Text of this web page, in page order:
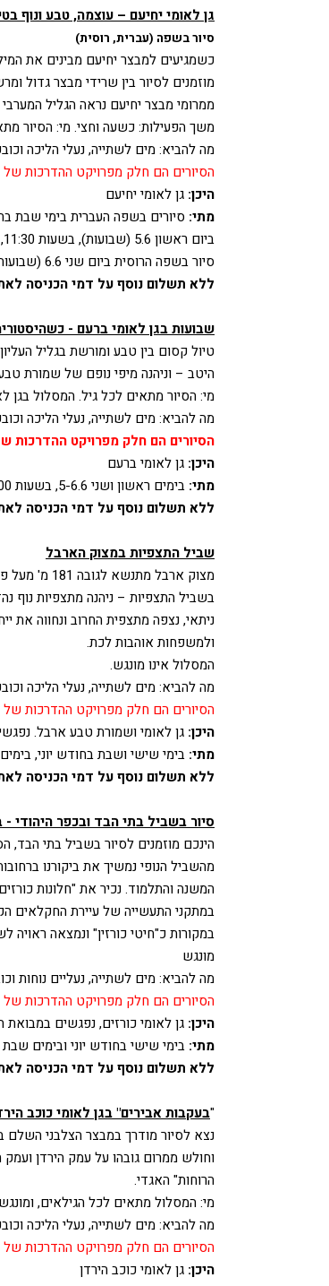
גן לאומי יחיעם – עוצמה, טבע ונוף
סיור בשפה (עברית, רוסית)
כשמגיעים למבצר יחיעם מבינים את
מוזמנים לסיור בין שרידי מבצר גדול
ממרומי מבצר יחיעם נראה הגליל
משך הפעילות: כשעה וחצי. מי: הסיור
מה להביא: מים לשתייה, נעלי הליכה
הסיורים הם חלק מפרויקט ההדרכות
היכן: גן לאומי יחיעם
מתי: סיורים בשפה העברית בימי שבת בחודש
ביום ראשון 5.6 (שבועות), בשעות 11:30, 13:30
סיור בשפה הרוסית ביום שני 6.6 (שבועות), בשעה 11:00
ללא תשלום נוסף על דמי הכניסה
שבועות בגן לאומי ברעם -
טיול קסום בין טבע ומורשת בגליל
היטב – וניהנה מיפי נופם של שמורת
מי: הסיור מתאים לכל גיל. המסלול בגן
מה להביא: מים לשתייה, נעלי הליכה
הסיורים הם חלק מפרויקט ההדרכות
היכן: גן לאומי ברעם
מתי: בימים ראשון ושני 5-6.6, בשעות 11:00, 12:00, 13:00
ללא תשלום נוסף על דמי הכניסה
שביל התצפיות במצוק הארבל
מצוק ארבל
בשביל התצפיות – ניהנה מתצפיות נוף
ניתאי, נצפה מתצפית החרוב ונחווה את
ולמשפחות אוהבות לכת.
המסלול אינו מונגש.
מה להביא:מים לשתייה, נעלי הליכה
הסיורים הם חלק מפרויקט ההדרכות
היכן: גן לאומי ושמורת טבע ארבל.
מתי: בימי שישי ושבת בחודש יוני, בימים ראשון ושני 5-6.6
ללא תשלום נוסף על דמי הכניסה
סיור בשביל בתי הבד ובכפר היהודי -
הינכם מוזמנים לסיור בשביל בתי הבד,
המשנה והתלמוד. נכיר את "חלונות
במתקני התעשייה של עיירת החקלאים
במקורות כ"חיטי כורזין" ונמצאה
מונגש
מה להביא: מים לשתייה, נעליים נוחות
הסיורים הם חלק מפרויקט ההדרכות
היכן: גן לאומי כורזים, נפגשים במבואת
מתי: בימי שישי בחודש יוני ובימים שבת עד שני 4-6.6 (שבועות),
ללא תשלום נוסף על דמי הכניסה
"בעקבות אבירים" בגן לאומי כוכב
נצא לסיור מודרך במבצר הצלבני השלם
וחולש ממרום גובהו על עמק הירדן
הרוחות" האגדי.
מי: המסלול מתאים לכל הגילאים,
מה להביא: מים לשתייה, נעלי הליכה
הסיורים הם חלק מפרויקט ההדרכות
היכן: גן לאומי כוכב הירדן